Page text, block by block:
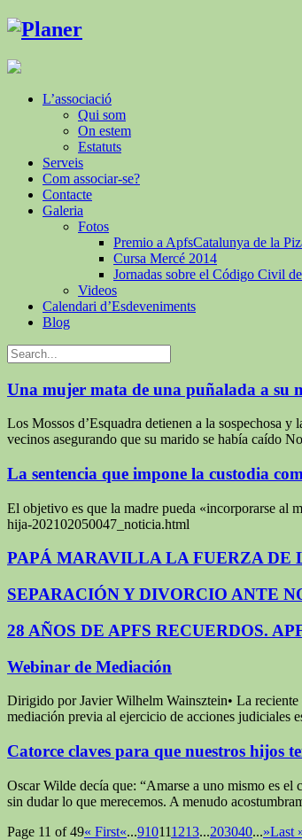
L’associació
Qui som
On estem
Estatuts
Serveis
Com associar-se?
Contacte
Galeria
Fotos
Premio a ApfsCatalunya de la
Cursa Mercé 2014
Jornadas sobre el Código Civil
Videos
Calendari d’Esdeveniments
Blog
Una mujer mata de una puñalada a su
Los Mossos d’Esquadra detienen a la sospechosa
vecinos asegurando que su marido se había caído
La sentencia que impone la custodia
El objetivo es que la madre pueda «incorporarse al
hija-202102050047_noticia.html
PAPÁ MARAVILLA LA FUERZA DE
SEPARACIÓN Y DIVORCIO ANTE
28 AÑOS DE APFS RECUERDOS.
Webinar de Mediación
Dirigido por Javier Wilhelm Wainsztein• La
mediación previa al ejercicio de acciones judiciales
Catorce claves para que nuestros hijos
Oscar Wilde decía que: “Amarse a uno mismo es
sin dudar lo que merecemos. A menudo
Page 11 of 49« First«...910111213...203040...»Last